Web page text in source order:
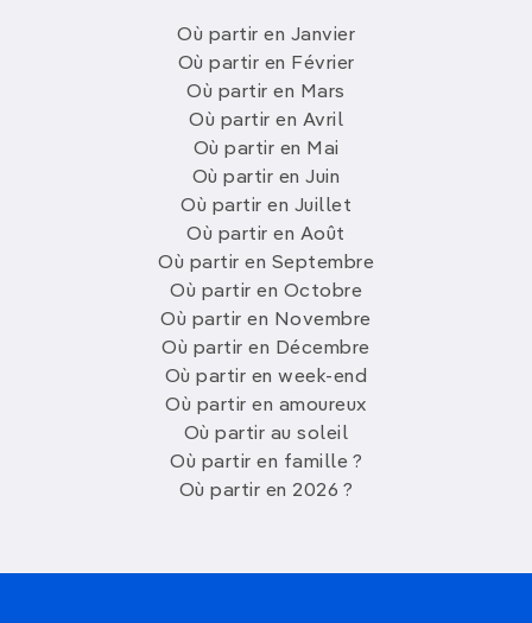
Où partir en Janvier
Où partir en Février
Où partir en Mars
Où partir en Avril
Où partir en Mai
Où partir en Juin
Où partir en Juillet
Où partir en Août
Où partir en Septembre
Où partir en Octobre
Où partir en Novembre
Où partir en Décembre
Où partir en week-end
Où partir en amoureux
Où partir au soleil
Où partir en famille ?
Où partir en 2026 ?